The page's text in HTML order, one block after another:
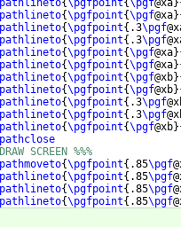
{\pgfpoint{\pgf@xa}
{\pgfpoint{\pgf@xa}
{\pgfpoint{ .3\pgf
{\pgfpoint{ .3\pgf
{\pgfpoint{\pgf@xa}
{\pgfpoint{\pgf@xa}
{\pgfpoint{\pgf@xb}
{\pgfpoint{\pgf@xb}
{\pgfpoint{ .3\pgf
{\pgfpoint{ .3\pgf
{\pgfpoint{\pgf@xb}
SCREEN %%%
{\pgfpoint{ .85\pgf
{\pgfpoint{ .85\pgf
{\pgfpoint{ .85\pgf
{\pgfpoint{ .85\pgf